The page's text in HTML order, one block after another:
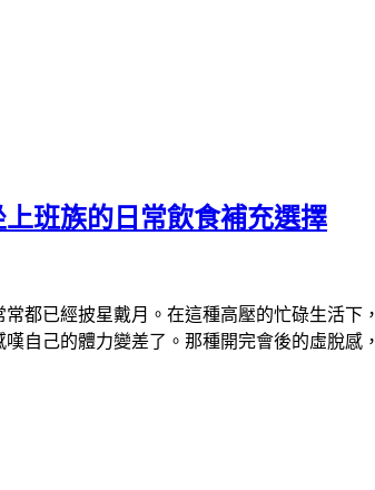
班族的日常飲食補充選擇
都已經披星戴月。在這種高壓的忙碌生活
自己的體力變差了。那種開完會後的虛脫